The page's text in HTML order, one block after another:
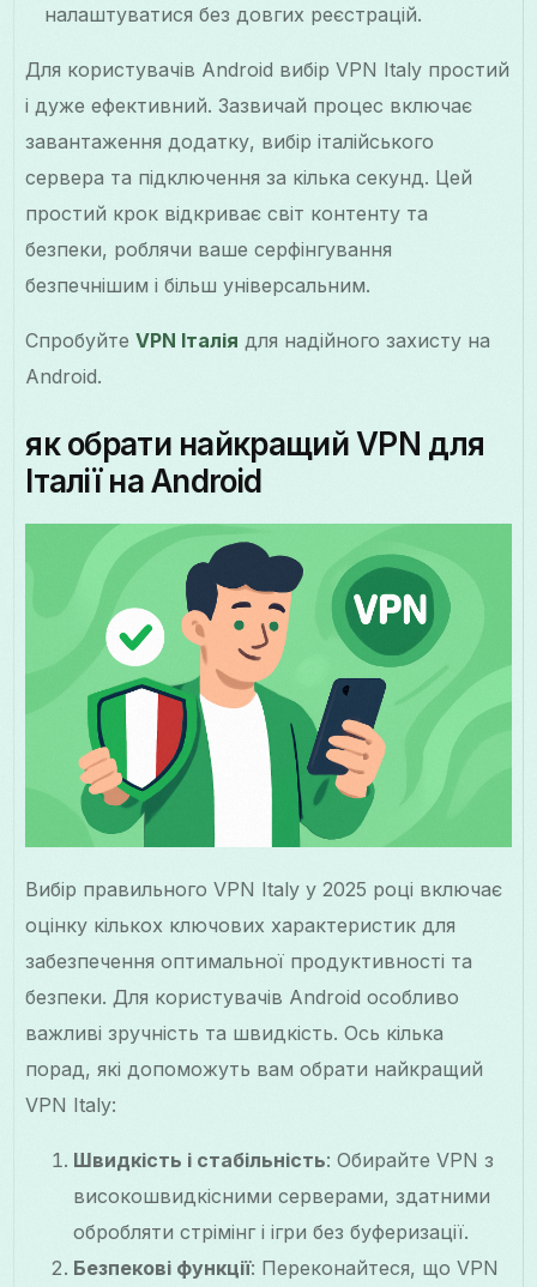
налаштуватися без довгих реєстрацій.
Для користувачів Android вибір VPN Italy простий
і дуже ефективний. Зазвичай процес включає
завантаження додатку, вибір італійського
сервера та підключення за кілька секунд. Цей
простий крок відкриває світ контенту та
безпеки, роблячи ваше серфінгування
безпечнішим і більш універсальним.
СпробуйтеVPN Італія для надійного захисту на
Android.
як обрати найкращий VPN для
Італії на Android
Вибір правильного VPN Italy у 2025 році включає
оцінку кількох ключових характеристик для
забезпечення оптимальної продуктивності та
безпеки. Для користувачів Android особливо
важливі зручність та швидкість. Ось кілька
порад, які допоможуть вам обрати найкращий
VPN Italy:
Швидкість і стабільність: Обирайте VPN з
високошвидкісними серверами, здатними
обробляти стрімінг і ігри без буферизації.
Безпекові функції: Переконайтеся, що VPN